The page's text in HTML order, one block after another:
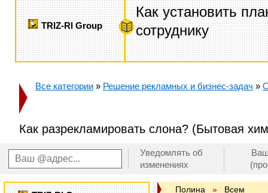
TRIZ-RI Group
Как установить
сотруднику
Все категории » Решение рекламных и бизнес-задач »
Как разрекламировать слона? (Бытовая
Уведомлять об
изменениях
Полина » Всем